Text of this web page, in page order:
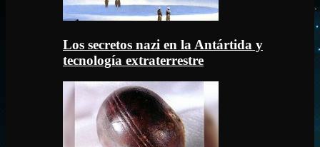
Los secretos nazi en la Antártida y
tecnología extraterrestre